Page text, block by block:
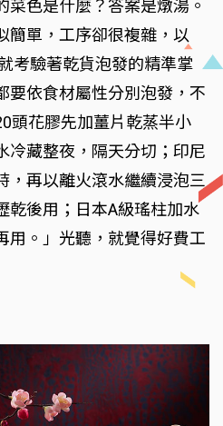
菜色是什麼？答案是燉湯。
簡單，工序卻很複雜，以
考驗著乾貨泡發的精準掌
要依食材屬性分別泡發，不
頭花膠先加薑片乾蒸半小
冷藏整夜，隔天分切；印尼
，再以離火滾水繼續浸泡三
乾後用；日本A級瑤柱加水
用。」光聽，就覺得好費工